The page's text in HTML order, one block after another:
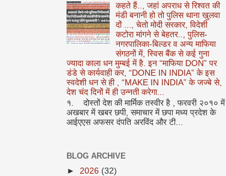
कहते हैं.., जहां अपराध से रिश्वत की
मंडी बनानी हो तो पुलिस थाना खुलवा
दों ..., चेतो मोदी सरकार, विदेशी
कटोरा मांगने से बेहतर.., पुलिस-
नगरपालिका-बिल्डर व अन्य माफिया
संगठनों में, स्विस बैंक से कई गुना
ज्यादा काला धन मुम्बई में है. इन “माफिया DON” पर
डंडे से कार्यवाही कर, “DONE IN INDIA” के इस
स्वदेशी धन से ही , “MAKE IN INDIA” के जज्बे से,
देश चंद दिनों में ही उन्नती करेगा...
१. दोस्तों देश की मार्मिक तस्वीर है , फरवरी २०१० में
अखबार में खबर छपी, समाचार में छपा मध्य प्रदेश के
आईएएस अफसर दंपति अरविंद और टी...
BLOG ARCHIVE
► 2026 (32)